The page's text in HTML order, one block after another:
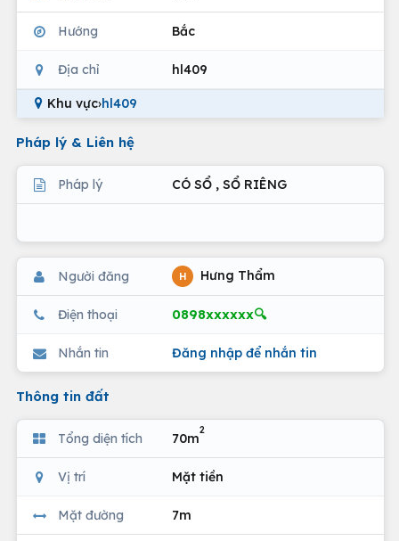
Hướng Bắc
Địa chỉ hl409
Khu vực›hl409
Pháp lý & Liên hệ
Pháp lý CÓ SỔ , SỔ RIÊNG
Người đăng H Hưng Thẩm
Điện thoại 0898xxxxxx🔍
Nhắn tin Đăng nhập để nhắn tin
Thông tin đất
Tổng diện tích 70m
2
Vị trí Mặt tiền
Mặt đường 7m